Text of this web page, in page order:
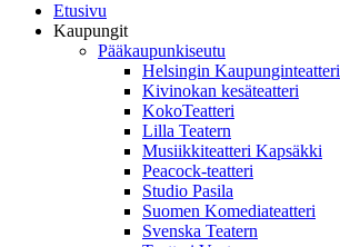
Etusivu
Kaupungit
Pääkaupunkiseutu
Helsingin Kaupunginteatteri
Kivinokan kesäteatteri
KokoTeatteri
Lilla Teatern
Musiikkiteatteri Kapsäkki
Peacock-teatteri
Studio Pasila
Suomen Komediateatteri
Svenska Teatern